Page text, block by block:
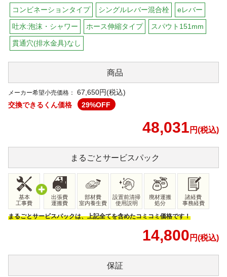
コンビネーションタイプ シングルレバー混合栓 eレバー
吐水:泡沫・シャワー ホース伸縮タイプ スパウト151mm
貫通穴(排水金具)なし
商品
メーカー希望小売価格：
67,650円(税込)
交換できるくん価格
29%OFF
48,031 円(税込)
まるごとサービスパック
基本
工事費
出張費
運搬費
部材費
室内養生費
設置前清掃
使用説明
廃材運搬
処分
諸経費
事務経費
まるごとサービスパックは、上記全てを含めたコミコミ価格です！
14,800 円(税込)
保証